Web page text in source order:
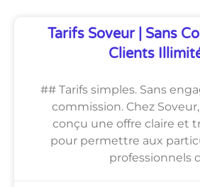
Tarifs Soveur | Sans
Clients
## Tarifs simples. Sans
commission. Chez
conçu une offre claire et
pour permettre aux
professionnels